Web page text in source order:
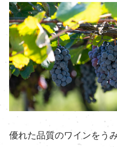
優れた品質のワインをう